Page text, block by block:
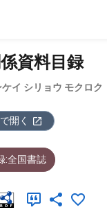
資料目録
イ シリョウ モクロク
開く
:全国書誌